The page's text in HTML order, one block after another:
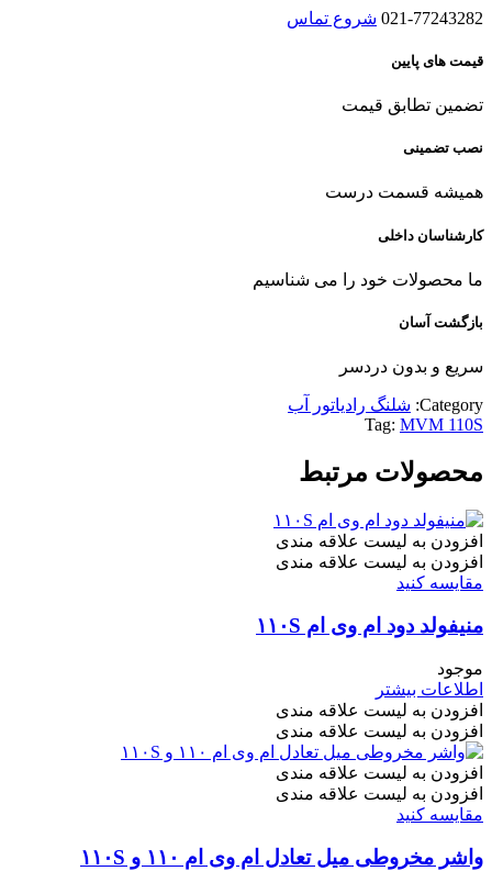
021-77243282 شروع تماس
قیمت های پایین
تضمین تطابق قیمت
نصب تضمینی
همیشه قسمت درست
کارشناسان داخلی
ما محصولات خود را می شناسیم
بازگشت آسان
سریع و بدون دردسر
Category: شلنگ رادیاتور آب
Tag: MVM 110S
محصولات مرتبط
افزودن به لیست علاقه مندی
افزودن به لیست علاقه مندی
مقایسه کنید
منیفولد دود ام وی ام ۱۱۰S
موجود
اطلاعات بیشتر
افزودن به لیست علاقه مندی
افزودن به لیست علاقه مندی
افزودن به لیست علاقه مندی
افزودن به لیست علاقه مندی
مقایسه کنید
واشر مخروطی میل تعادل ام وی ام ۱۱۰ و ۱۱۰S